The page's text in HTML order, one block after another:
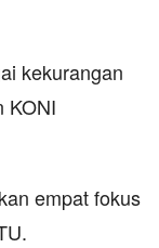
kekurangan
KONI
empat fokus